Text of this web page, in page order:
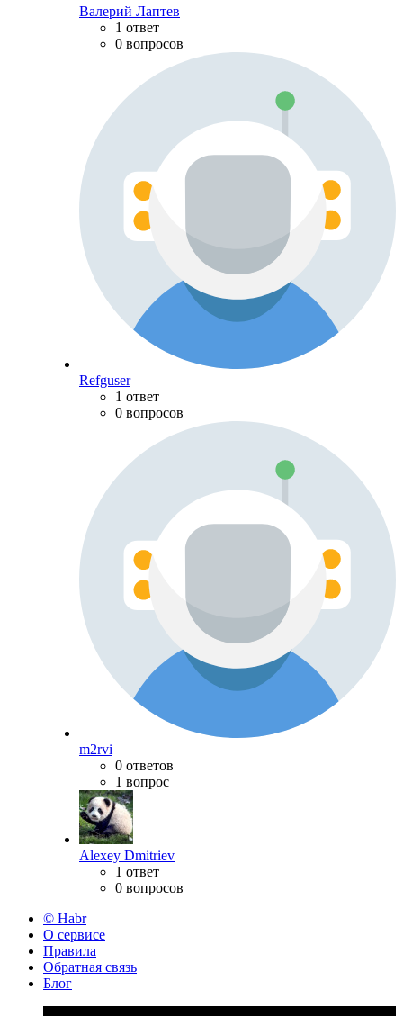
Валерий Лаптев
1 ответ
0 вопросов
Refguser
1 ответ
0 вопросов
m2rvi
0 ответов
1 вопрос
Alexey Dmitriev
1 ответ
0 вопросов
© Habr
О сервисе
Правила
Обратная связь
Блог